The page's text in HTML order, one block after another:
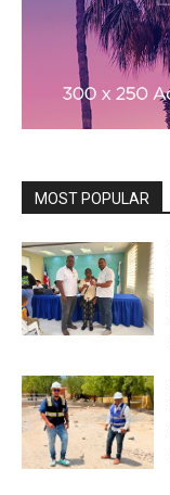
MOST POPULAR